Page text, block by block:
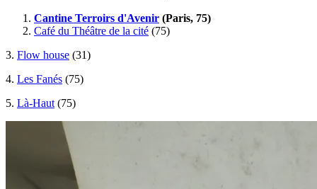
Cantine Terroirs d'Avenir (Paris, 75)
Café du Théâtre de la cité (75)
3. Flow house (31)
4. Les Fanés (75)
5. Là-Haut (75)